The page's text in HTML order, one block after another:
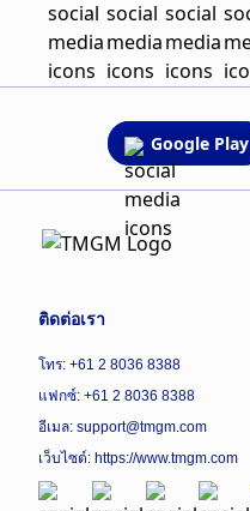
Google Play
ติดต่อเรา
โทร: +61 2 8036 8388
แฟกซ์: +61 2 8036 8388
อีเมล: support@tmgm.com
เว็บไซต์: https://www.tmgm.com